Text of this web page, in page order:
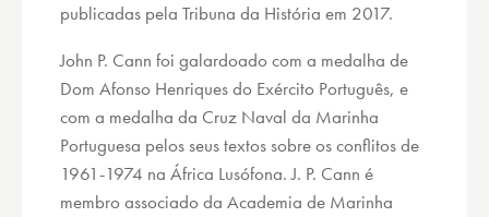
publicadas pela Tribuna da História em 2017.
John P. Cann foi galardoado com a medalha de
Dom Afonso Henriques do Exército Português, e
com a medalha da Cruz Naval da Marinha
Portuguesa pelos seus textos sobre os conflitos de
1961-1974 na África Lusófona. J. P. Cann é
membro associado da Academia de Marinha